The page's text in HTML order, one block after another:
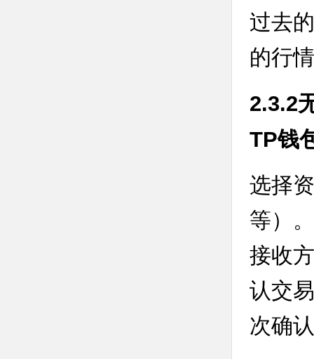
过去
的行
2.3.2
TP钱
选择
等）
接收
认交
次确